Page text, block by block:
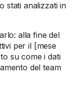
stati analizzati in
alla fine del
per il [mese
su come i dati
del team